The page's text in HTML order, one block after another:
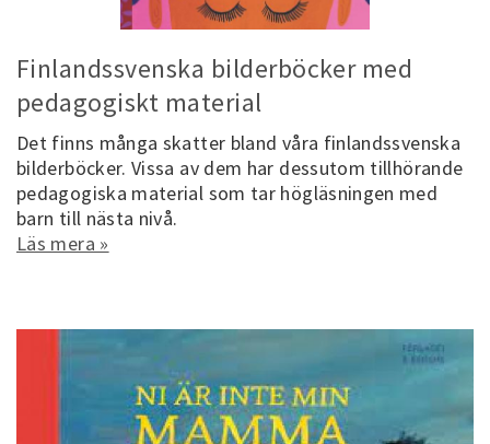
Finlandssvenska bilderböcker med
pedagogiskt material
Det finns många skatter bland våra finlandssvenska
bilderböcker. Vissa av dem har dessutom tillhörande
pedagogiska material som tar högläsningen med
barn till nästa nivå.
Läs mera »